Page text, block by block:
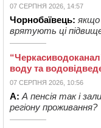
07 СЕРПНЯ 2026, 14:57
Чорнобаївець: якщо
врятують ці
воду та
07 СЕРПНЯ 2026, 10:56
А: А пенсія так і
регіону проживання?